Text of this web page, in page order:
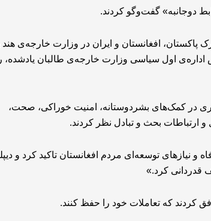
دوجانبه» گفت‌وگو کردند.
افغانستان و ایران در وزارت خارجه‌ی
اداره‌ی اول سیاسی وزارت خارجه‌ی طالبان یادشده،
در کمک‌های بشردوستانه، امنیت خوراکی، صحت،
ارتباطات بحث و تبادل نظر کردند.
و نیازهای توسعه‌ای مردم افغانستان تاکید کرد و
قدردانی کرد.»
کردند که تعاملات خود را حفظ کنند.